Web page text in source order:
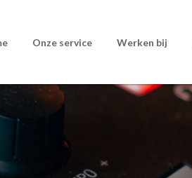
Onze service Werken bij